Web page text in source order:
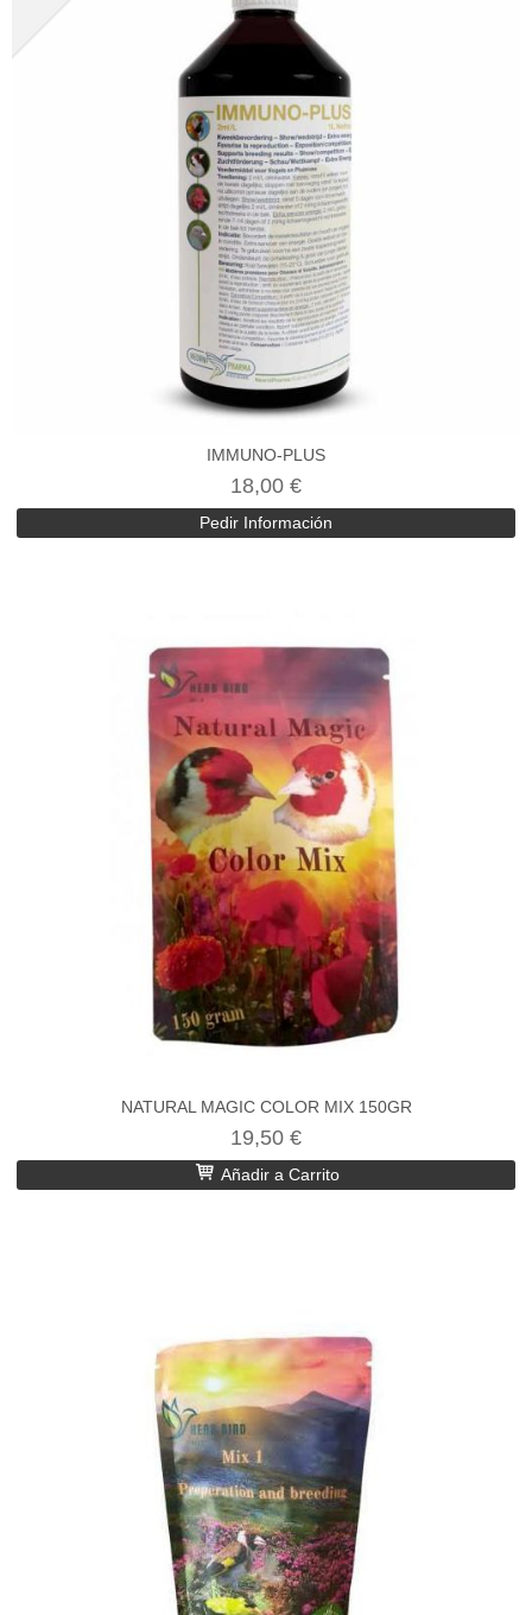
IMMUNO-PLUS
18,00 €
Pedir Información
NATURAL MAGIC COLOR MIX 150GR
19,50 €
Añadir a Carrito